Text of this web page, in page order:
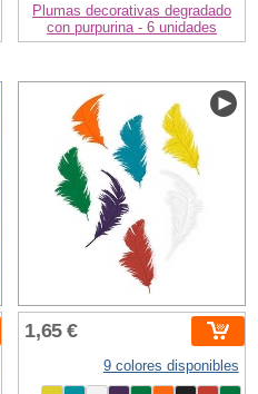
Plumas decorativas degradado
con purpurina - 6 unidades
1,65 €
9 colores disponibles